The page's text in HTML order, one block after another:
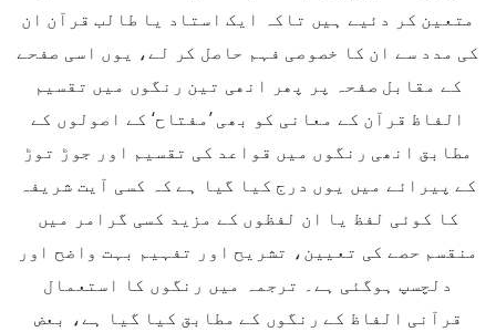
متعین کر دئیے ہیں تاکہ ایک استاد یا طالب قرآن ان
کی مدد سے ان کا خصوصی فہم حاصل کر لے، یوں اسی صفحے
کے مقابل صفحہ پر پھر انھی تین رنگوں میں تقسیم
الفاظ قرآن کے معانی کو بھی ’مفتاح‘ کے اصولوں کے
مطابق انھی رنگوں میں قواعد کی تقسیم اور جوڑ توڑ
کے پیرائے میں یوں درج کیا گیا ہے کہ کسی آیت شریفہ
کا کوئی لفظ یا ان لفظوں کے مزید کسی گرامر میں
منقسم حصے کی تعیین، تشریح اور تفہیم بہت واضح اور
دلچسپ ہوگئی ہے۔ ترجمہ میں رنگوں کا استعمال
قرآنی الفاظ کے رنگوں کے مطابق کیا گیا ہے، بعض